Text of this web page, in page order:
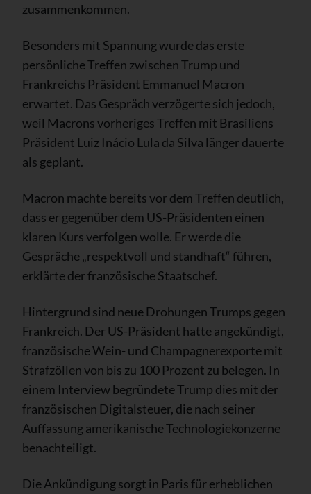
zusammenkommen.
Besonders mit Spannung wurde das erste
persönliche Treffen zwischen Trump und
Frankreichs Präsident Emmanuel Macron
erwartet. Das Gespräch verzögerte sich jedoch,
weil Macrons vorheriges Treffen mit Brasiliens
Präsident Luiz Inácio Lula da Silva länger dauerte
als geplant.
Macron machte bereits vor dem Treffen deutlich,
dass er gegenüber dem US-Präsidenten einen
klaren Kurs verfolgen wolle. Er werde die
Gespräche „respektvoll und standhaft“ führen,
erklärte der französische Staatschef.
Hintergrund sind neue Drohungen Trumps gegen
Frankreich. Der US-Präsident hatte angekündigt,
französische Wein- und Champagnerexporte mit
Strafzöllen von bis zu 100 Prozent zu belegen. In
einem Interview begründete Trump dies mit der
französischen Digitalsteuer, die nach seiner
Auffassung amerikanische Technologiekonzerne
benachteiligt.
Die Ankündigung sorgt in Paris für erheblichen